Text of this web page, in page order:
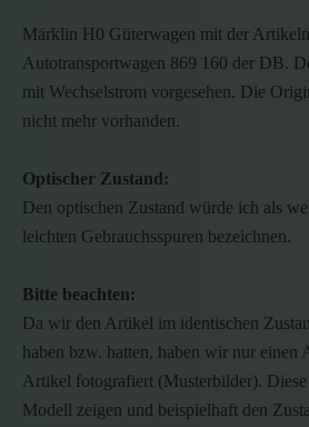
Märklin H0 Güterwagen mit der
Autotransportwagen 869 160 der DB.
mit Wechselstrom vorgesehen. Die
nicht mehr vorhanden.
Optischer Zustand:
Den optischen Zustand würde ich als
leichten Gebrauchsspuren bezeichnen.
Bitte beachten:
Da wir den Artikel im identischen
haben bzw. hatten, haben wir nur
Artikel fotografiert (Musterbilder).
Modell zeigen und beispielhaft den